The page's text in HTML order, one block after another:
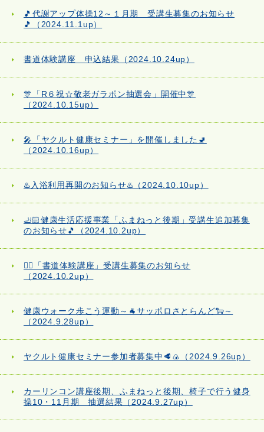
🎵代謝アップ体操12～１月期 受講生募集のお知らせ
🎵（2024.11.1up）
書道体験講座 申込結果（2024.10.24up）
🎊「R６祝☆敬老ガラポン抽選会」開催中🎊
（2024.10.15up）
🎤「ヤクルト健康セミナー」を開催しました🚽
（2024.10.16up）
♨️入浴利用再開のお知らせ♨️（2024.10.10up）
🦶🏻健康生活応援事業「ふまねっと後期」受講生追加募集
のお知らせ🎵（2024.10.2up）
✍🏻「書道体験講座」受講生募集のお知らせ
（2024.10.2up）
健康ウォーク歩こう運動～🐐サッポロさとらんど🐑～
（2024.9.28up）
ヤクルト健康セミナー参加者募集中🥩🍙（2024.9.26up）
カーリンコン講座後期、ふまねっと後期、椅子で行う健身
操10・11月期 抽選結果（2024.9.27up）